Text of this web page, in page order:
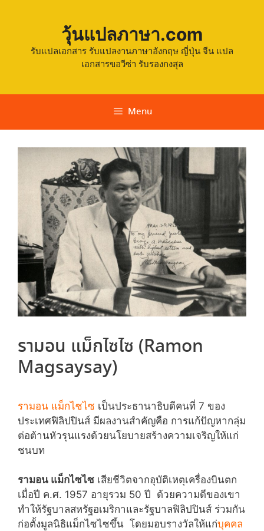
วุ้นแปลภาษา.com
รับแปลเอกสาร รับแปลงานภาษาอังกฤษ ญี่ปุ่น จีน แปล
เอกสารขอวีซ่า รับรองกงสุล
Menu
รามอน แม็กไซไซ (Ramon
Magsaysay)
รามอน แม็กไซไซ เป็นประธานาธิบดีคนที่ 7 ของ
ประเทศฟิลิปปินส์ มีผลงานสำคัญคือ การแก้ปัญหากลุ่ม
ต่อต้านหัวรุนแรงด้วยนโยบายสร้างความเจริญให้แก่
ชนบท
รามอน แม็กไซไซ เสียชีวิตจากอุบัติเหตุเครื่องบินตก
เมื่อปี ค.ศ. 1957 อายุรวม 50 ปี ด้วยความดีของเขา
ทำให้รัฐบาลสหรัฐอเมริกาและรัฐบาลฟิลิปปินส์ ร่วมกัน
ก่อตั้งมูลนิธิแม็กไซไซขึ้น โดยมอบรางวัลให้แก่บุคคล